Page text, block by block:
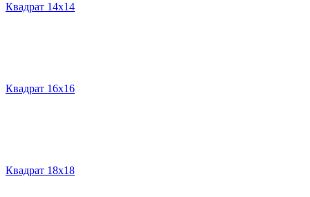
Квадрат 14х14
Квадрат 16х16
Квадрат 18х18